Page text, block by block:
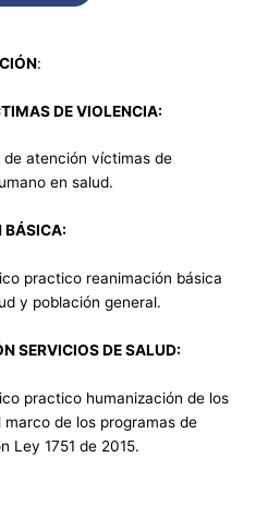
:
DE VIOLENCIA:
atención víctimas de
en salud.
BÁSICA:
practico reanimación básica
y población general.
SERVICIOS DE SALUD:
practico humanización de los
de los programas de
Ley 1751 de 2015.